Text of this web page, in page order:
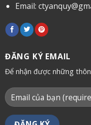
Email:
ĐĂNG KÝ EMAIL
Để nhận được những